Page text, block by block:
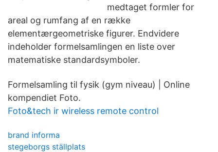
medtaget formler for
areal og rumfang af en række
elementærgeometriske figurer. Endvidere
indeholder formelsamlingen en liste over
matematiske standardsymboler.
Formelsamling til fysik (gym niveau) | Online
kompendiet Foto.
Foto&tech ir wireless remote control
brand informa
stegeborgs ställplats